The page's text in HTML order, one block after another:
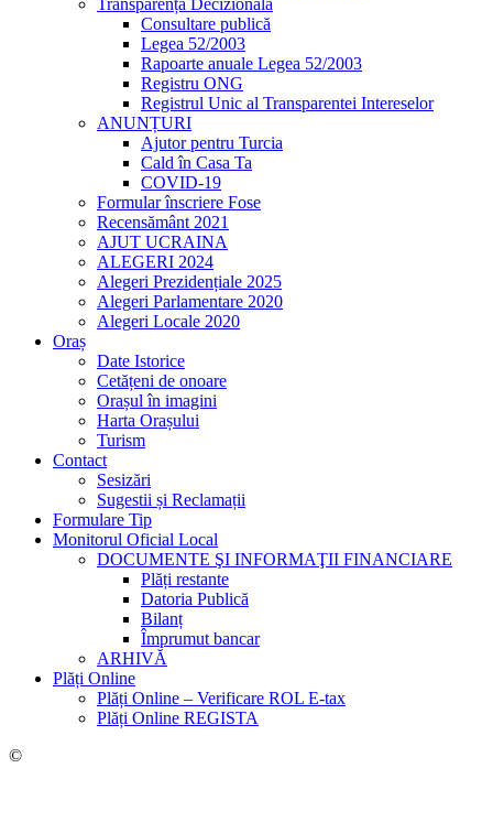
Consultare publică
Legea 52/2003
Rapoarte anuale Legea 52/2003
Registru ONG
Registrul Unic al Transparentei Intereselor
ANUNȚURI
Ajutor pentru Turcia
Cald în Casa Ta
COVID-19
Formular înscriere Fose
Recensământ 2021
AJUT UCRAINA
ALEGERI 2024
Alegeri Prezidențiale 2025
Alegeri Parlamentare 2020
Alegeri Locale 2020
Oraș
Date Istorice
Cetățeni de onoare
Orașul în imagini
Harta Orașului
Turism
Contact
Sesizări
Sugestii și Reclamații
Formulare Tip
Monitorul Oficial Local
DOCUMENTE ŞI INFORMAŢII FINANCIARE
Plăți restante
Datoria Publică
Bilanț
Împrumut bancar
ARHIVĂ
Plăți Online
Plăți Online – Verificare ROL E-tax
Plăți Online REGISTA
©